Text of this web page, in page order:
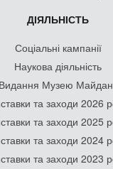
ДІЯЛЬНІСТЬ
Соціальні кампанії
Наукова діяльність
Видання Музею
та заходи 2026
та заходи 2025
та заходи 2024
та заходи 2023